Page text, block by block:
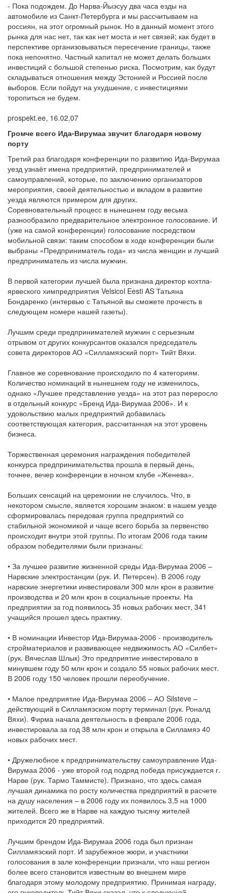
- Пока подождем. До Нарва-Йыэсуу два часа езды на
автомобиле из Санкт-Петербурга и мы рассчитываем на
россиян, на этот огромный рынок. Но в данный момент этого
рынка для нас нет, так как нет моста и нет связей; как будет в
перспективе организовываться пересечение границы, также
пока непонятно. Частный капитал не может делать больших
инвестиций с большой степенью риска. Посмотрим, как будут
складываться отношения между Эстонией и Россией после
выборов. Если пойдут на ухудшение, с инвестициями
торопиться не будем.
prospekt.ee, 16.02.07
Громче всего Ида-Вирумаа звучит благодаря новому
порту
Третий раз благодаря конференции по развитию Ида-Вирумаа
уезд узнаёт имена предприятий, предпринимателей и
самоуправлений, которые, по заключению организаторов
мероприятия, своей деятельностью и вкладом в развитие
уезда являются примером для других.
Соревновательный процесс в нынешнем году весьма
разнообразило предварительное электронное голосование. И
(уже на самой конференции) голосование посредством
мобильной связи: таким способом в ходе конференции были
выбраны «Предприниматель года» из числа женщин и лучший
предприниматель из числа мужчин.
В первой категории лучшей была признана директор кохтла-
ярвеского химпредприятия Velsicol Eesti AS Татьяна
Бондаренко (интервью с Татьяной вы сможете прочесть в
следующем номере нашей газеты).
Лучшим среди предпринимателей мужчин с серьезным
отрывом от других конкурсантов оказался председатель
совета директоров АО «Силламяэский порт» Тийт Вяхи.
Главное же соревнование происходило по 4 категориям.
Количество номинаций в нынешнем году не изменилось,
однако «Лучшее представление уезда» на этот раз переросло
в отдельный конкурс «Бренд Ида-Вирумаа 2006». И к
удовольствию малых предприятий добавилась
соответствующая категория, рассчитанная на этот уровень
бизнеса.
Торжественная церемония награждения победителей
конкурса предпринимательства прошла в первый день,
точнее, вечер конференции в ночном клубе «Женева».
Больших сенсаций на церемонии не случилось. Что, в
некотором смысле, является хорошим знаком: в нашем уезде
сформировалась передовая группа предприятий со
стабильной экономикой и чаще всего борьба за первенство
происходит внутри этой группы. По итогам 2006 года таким
образом победителями были признаны:
• За лучшее развитие жизненной среды Ида-Вирумаа 2006 –
Нарвские электростанции (рук. И. Петерсен). В 2006 году
нарвские энергетики инвестировали 300 млн крон в развитие
производства и 20 млн крон в социальные проекты. На
предприятии за год появилось 35 новых рабочих мест, 341
учащийся прошел здесь практику.
• В номинации Инвестор Ида-Вирумаа-2006 - производитель
стройматериалов и развивающее недвижимость АО «Силбет»
(рук. Вячеслав Шлык) Это предприятие инвестировало в
минувшем году 50 млн крон и создало 55 новых рабочих мест.
В 2006 году 150 человек прошли переобучение.
• Малое предприятие Ида-Вирумаа 2006 – АО Silsteve –
действующий в Силламяэском порту терминал (рук. Роналд
Вяхи). Фирма начала деятельность в феврале 2006 года,
инвестировала за год 38 млн крон и открыла в Силламяэ 40
новых рабочих мест.
• Дружелюбное к предпринимательству самоуправление Ида-
Вирумаа 2006 - уже второй год подряд победа присуждается г.
Нарве (рук. Тармо Таммисте). Признано, что здесь самая
лучшая динамика по росту количества предприятий в расчете
на душу населения – в 2006 году их появилось 3,5 на 1000
жителей. Всего же в Нарве на каждую тысячу жителей
приходится 20 предприятий.
Лучшим брендом Ида-Вирумаа 2006 года был признан
Cилламяэский порт. И зарубежное жюри, и участники
голосования в зале конференции признали, что наш регион
более всего становится известным во внешнем мире
благодаря этому молодому предприятию. Принимая награду,